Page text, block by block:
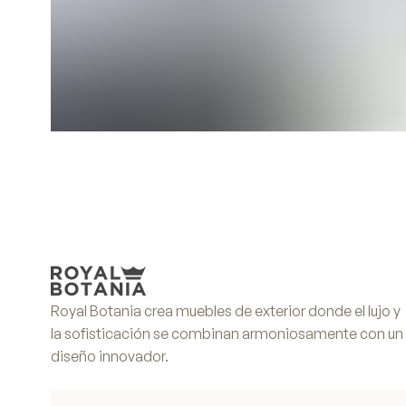
Royal Botania crea muebles de exterior donde el lujo y
la sofisticación se combinan armoniosamente con un
diseño innovador.